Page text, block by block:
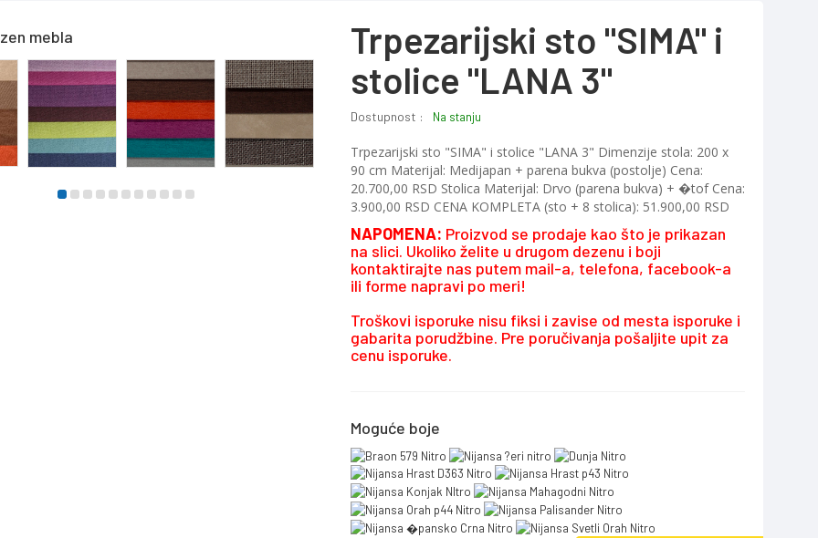
mebla
Trpezarijski sto "SIMA" i
stolice "LANA 3"
Dostupnost : Na stanju
Trpezarijski sto "SIMA" i stolice "LANA 3" Dimenzije stola: 200 x
90 cm Materijal: Medijapan + parena bukva (postolje) Cena:
20.700,00 RSD Stolica Materijal: Drvo (parena bukva) + �tof Cena:
3.900,00 RSD CENA KOMPLETA (sto + 8 stolica): 51.900,00 RSD
NAPOMENA: Proizvod se prodaje kao što je prikazan
na slici. Ukoliko želite u drugom dezenu i boji
kontaktirajte nas putem mail-a, telefona, facebook-a
ili forme napravi po meri!
Troškovi isporuke nisu fiksi i zavise od mesta isporuke i
gabarita porudžbine. Pre poručivanja pošaljite upit za
cenu isporuke.
Moguće boje